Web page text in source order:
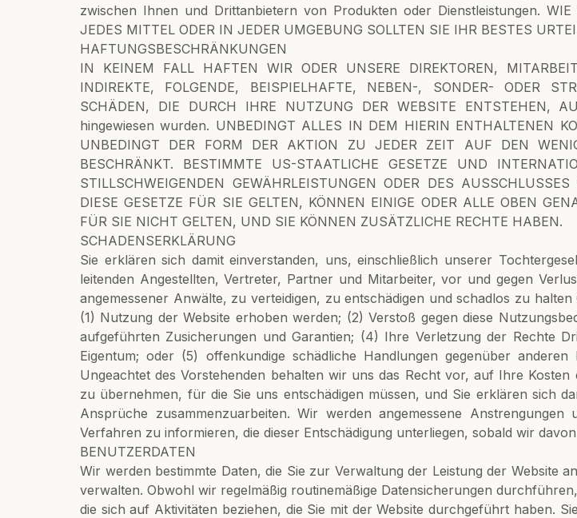
zwischen Ihnen und Drittanbietern von Produkten oder Dienstleistungen. WIE
JEDES MITTEL ODER IN JEDER UMGEBUNG SOLLTEN SIE IHR BESTES
HAFTUNGSBESCHRÄNKUNGEN
IN KEINEM FALL HAFTEN WIR ODER UNSERE DIREKTOREN,
INDIREKTE, FOLGENDE, BEISPIELHAFTE, NEBEN-, SONDER- ODER
SCHÄDEN, DIE DURCH IHRE NUTZUNG DER WEBSITE ENTSTEHEN,
hingewiesen wurden. UNBEDINGT ALLES IN DEM HIERIN ENTHALTENEN
UNBEDINGT DER FORM DER AKTION ZU JEDER ZEIT AUF DEN
BESCHRÄNKT. BESTIMMTE US-STAATLICHE GESETZE UND
STILLSCHWEIGENDEN GEWÄHRLEISTUNGEN ODER DES
DIESE GESETZE FÜR SIE GELTEN, KÖNNEN EINIGE ODER ALLE OBEN
FÜR SIE NICHT GELTEN, UND SIE KÖNNEN ZUSÄTZLICHE RECHTE HABEN.
SCHADENSERKLÄRUNG
Sie erklären sich damit einverstanden, uns, einschließlich unserer
leitenden Angestellten, Vertreter, Partner und Mitarbeiter, vor und gegen
angemessener Anwälte, zu verteidigen, zu entschädigen und schadlos zu
(1) Nutzung der Website erhoben werden; (2) Verstoß gegen diese
aufgeführten Zusicherungen und Garantien; (4) Ihre Verletzung der Rechte
Eigentum; oder (5) offenkundige schädliche Handlungen gegenüber
Ungeachtet des Vorstehenden behalten wir uns das Recht vor, auf Ihre
zu übernehmen, für die Sie uns entschädigen müssen, und Sie erklären sich
Ansprüche zusammenzuarbeiten. Wir werden angemessene
Verfahren zu informieren, die dieser Entschädigung unterliegen, sobald wir
BENUTZERDATEN
Wir werden bestimmte Daten, die Sie zur Verwaltung der Leistung der Website
verwalten. Obwohl wir regelmäßig routinemäßige Datensicherungen
die sich auf Aktivitäten beziehen, die Sie mit der Website durchgeführt haben.